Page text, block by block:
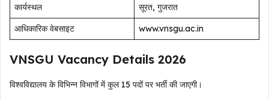
कार्यस्थल
सूरत, गुजरात
आधिकारिक वेबसाइट
www.vnsgu.ac.in
VNSGU Vacancy Details 2026
विश्वविद्यालय के विभिन्न विभागों में कुल 15 पदों पर भर्ती की जाएगी।